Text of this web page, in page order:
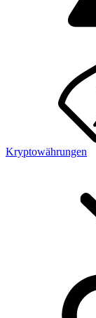
Kryptowährungen